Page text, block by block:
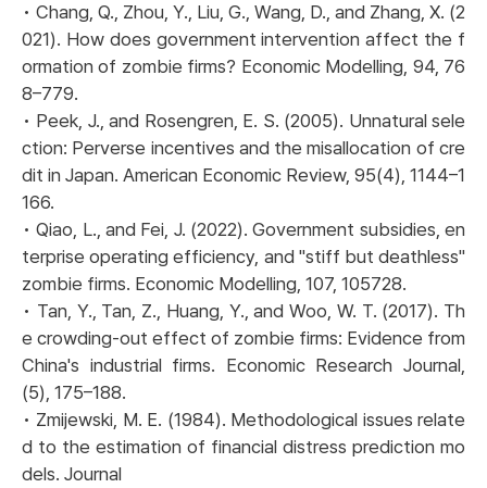
• Chang, Q., Zhou, Y., Liu, G., Wang, D., and Zhang, X. (2
021). How does government intervention affect the f
ormation of zombie firms? Economic Modelling, 94, 76
8–779.
• Peek, J., and Rosengren, E. S. (2005). Unnatural sele
ction: Perverse incentives and the misallocation of cre
dit in Japan. American Economic Review, 95(4), 1144–1
166.
• Qiao, L., and Fei, J. (2022). Government subsidies, en
terprise operating efficiency, and "stiff but deathless"
zombie firms. Economic Modelling, 107, 105728.
• Tan, Y., Tan, Z., Huang, Y., and Woo, W. T. (2017). Th
e crowding-out effect of zombie firms: Evidence from
China's industrial firms. Economic Research Journal,
(5), 175–188.
• Zmijewski, M. E. (1984). Methodological issues relate
d to the estimation of financial distress prediction mo
dels. Journal